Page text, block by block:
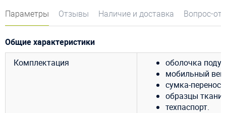
Параметры Отзывы Наличие и доставка Вопрос-
Общие характеристики
Комплектация
оболочка
мобильный
сумка-
образцы ткани
техпаспорт.